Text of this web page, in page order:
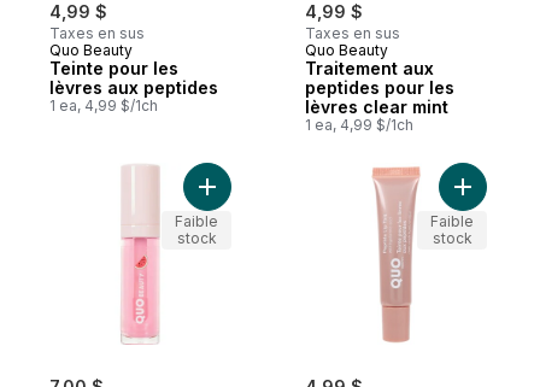
4,99 $
Taxes en sus
Quo Beauty
Teinte pour les
lèvres aux peptides
1 ea, 4,99 $/1ch
4,99 $
Taxes en sus
Quo Beauty
Traitement aux
peptides pour les
lèvres clear mint
1 ea, 4,99 $/1ch
Ajouter Huile à lèvres, pastèque au panier
Faible
stock
Ajouter
Faible
stock